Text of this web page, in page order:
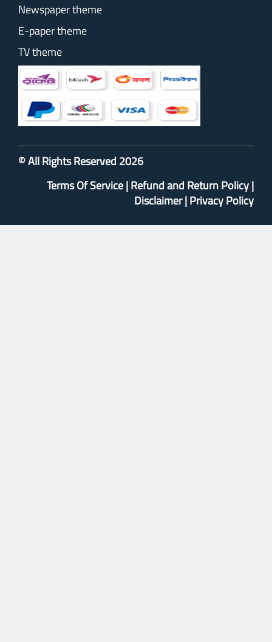
Newspaper theme
E-paper theme
TV theme
© All Rights Reserved 2026
Terms Of Service|Refund and Return Policy|
Disclaimer|Privacy Policy